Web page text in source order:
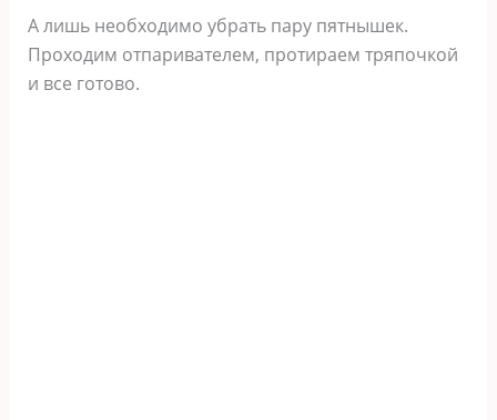
А лишь необходимо убрать пару пятнышек.
Проходим отпаривателем, протираем тряпочкой
и все готово.